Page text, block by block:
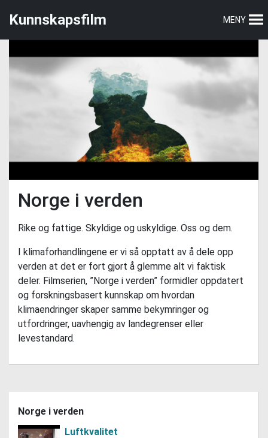
til
til
Kunnskapsfilm MENY
Norge i verden
Rike og fattige. Skyldige og uskyldige. Oss og dem.
I klimaforhandlingene er vi så opptatt av å dele opp
verden at det er fort gjort å glemme alt vi faktisk
deler. Filmserien, ”Norge i verden” formidler oppdatert
og forskningsbasert kunnskap om hvordan
klimaendringer skaper samme bekymringer og
utfordringer, uavhengig av landegrenser eller
levestandard.
Norge i verden
Luftkvalitet